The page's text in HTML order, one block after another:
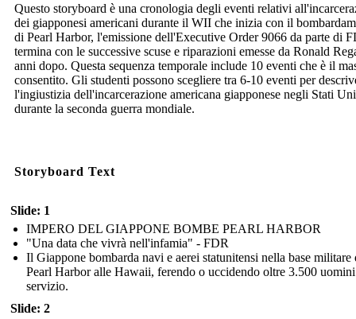
Questo storyboard è una cronologia degli eventi relativi
dei giapponesi americani durante il WII che inizia con il
di Pearl Harbor, l'emissione dell'Executive Order 9066 da parte di
termina con le successive scuse e riparazioni emesse da Ronald
anni dopo. Questa sequenza temporale include 10 eventi che è il
consentito. Gli studenti possono scegliere tra 6-10 eventi per
l'ingiustizia dell'incarcerazione americana giapponese negli Stati
durante la seconda guerra mondiale.
Storyboard Text
Slide: 1
IMPERO DEL GIAPPONE BOMBE PEARL HARBOR
"Una data che vivrà nell'infamia" - FDR
Il Giappone bombarda navi e aerei statunitensi nella base militare
Pearl Harbor alle Hawaii, ferendo o uccidendo oltre 3.500
servizio.
Slide: 2